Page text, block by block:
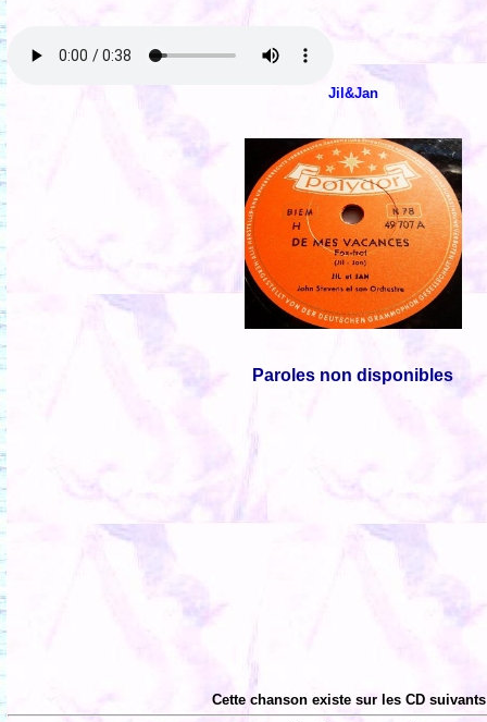
Jil&Jan
Paroles non disponibles
Cette chanson existe sur les CD